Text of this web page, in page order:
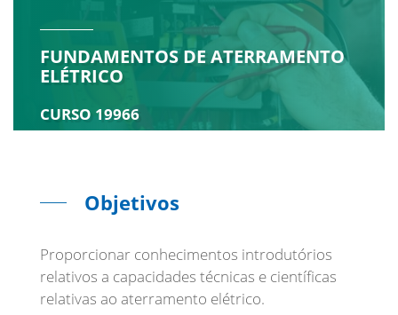
FUNDAMENTOS DE ATERRAMENTO
ELÉTRICO
CURSO 19966
Objetivos
Proporcionar conhecimentos introdutórios
relativos a capacidades técnicas e científicas
relativas ao aterramento elétrico.